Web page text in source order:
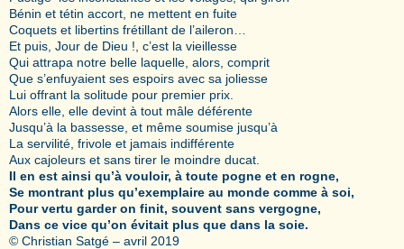
Bénin et tétin accort, ne mettent en fuite
Coquets et libertins frétillant de l’aileron…
Et puis, Jour de Dieu !, c’est la vieillesse
Qui attrapa notre belle laquelle, alors, comprit
Que s’enfuyaient ses espoirs avec sa joliesse
Lui offrant la solitude pour premier prix.
Alors elle, elle devint à tout mâle déférente
Jusqu’à la bassesse, et même soumise jusqu’à
La servilité, frivole et jamais indifférente
Aux cajoleurs et sans tirer le moindre ducat.
Il en est ainsi qu’à vouloir, à toute pogne et en rogne,
Se montrant plus qu’exemplaire au monde comme à soi,
Pour vertu garder on finit, souvent sans vergogne,
Dans ce vice qu’on évitait plus que dans la soie.
© Christian Satgé – avril 2019